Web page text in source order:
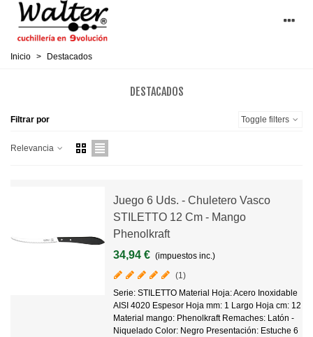
Inicio > Destacados
DESTACADOS
Filtrar por Toggle filters
Relevancia
Juego 6 Uds. - Chuletero Vasco
STILETTO 12 Cm - Mango
Phenolkraft
34,94 € (impuestos inc.)
(1)
Serie: STILETTO Material Hoja: Acero Inoxidable
AISI 4020 Espesor Hoja mm: 1 Largo Hoja cm: 12
Material mango: Phenolkraft Remaches: Latón -
Niquelado Color: Negro Presentación: Estuche 6